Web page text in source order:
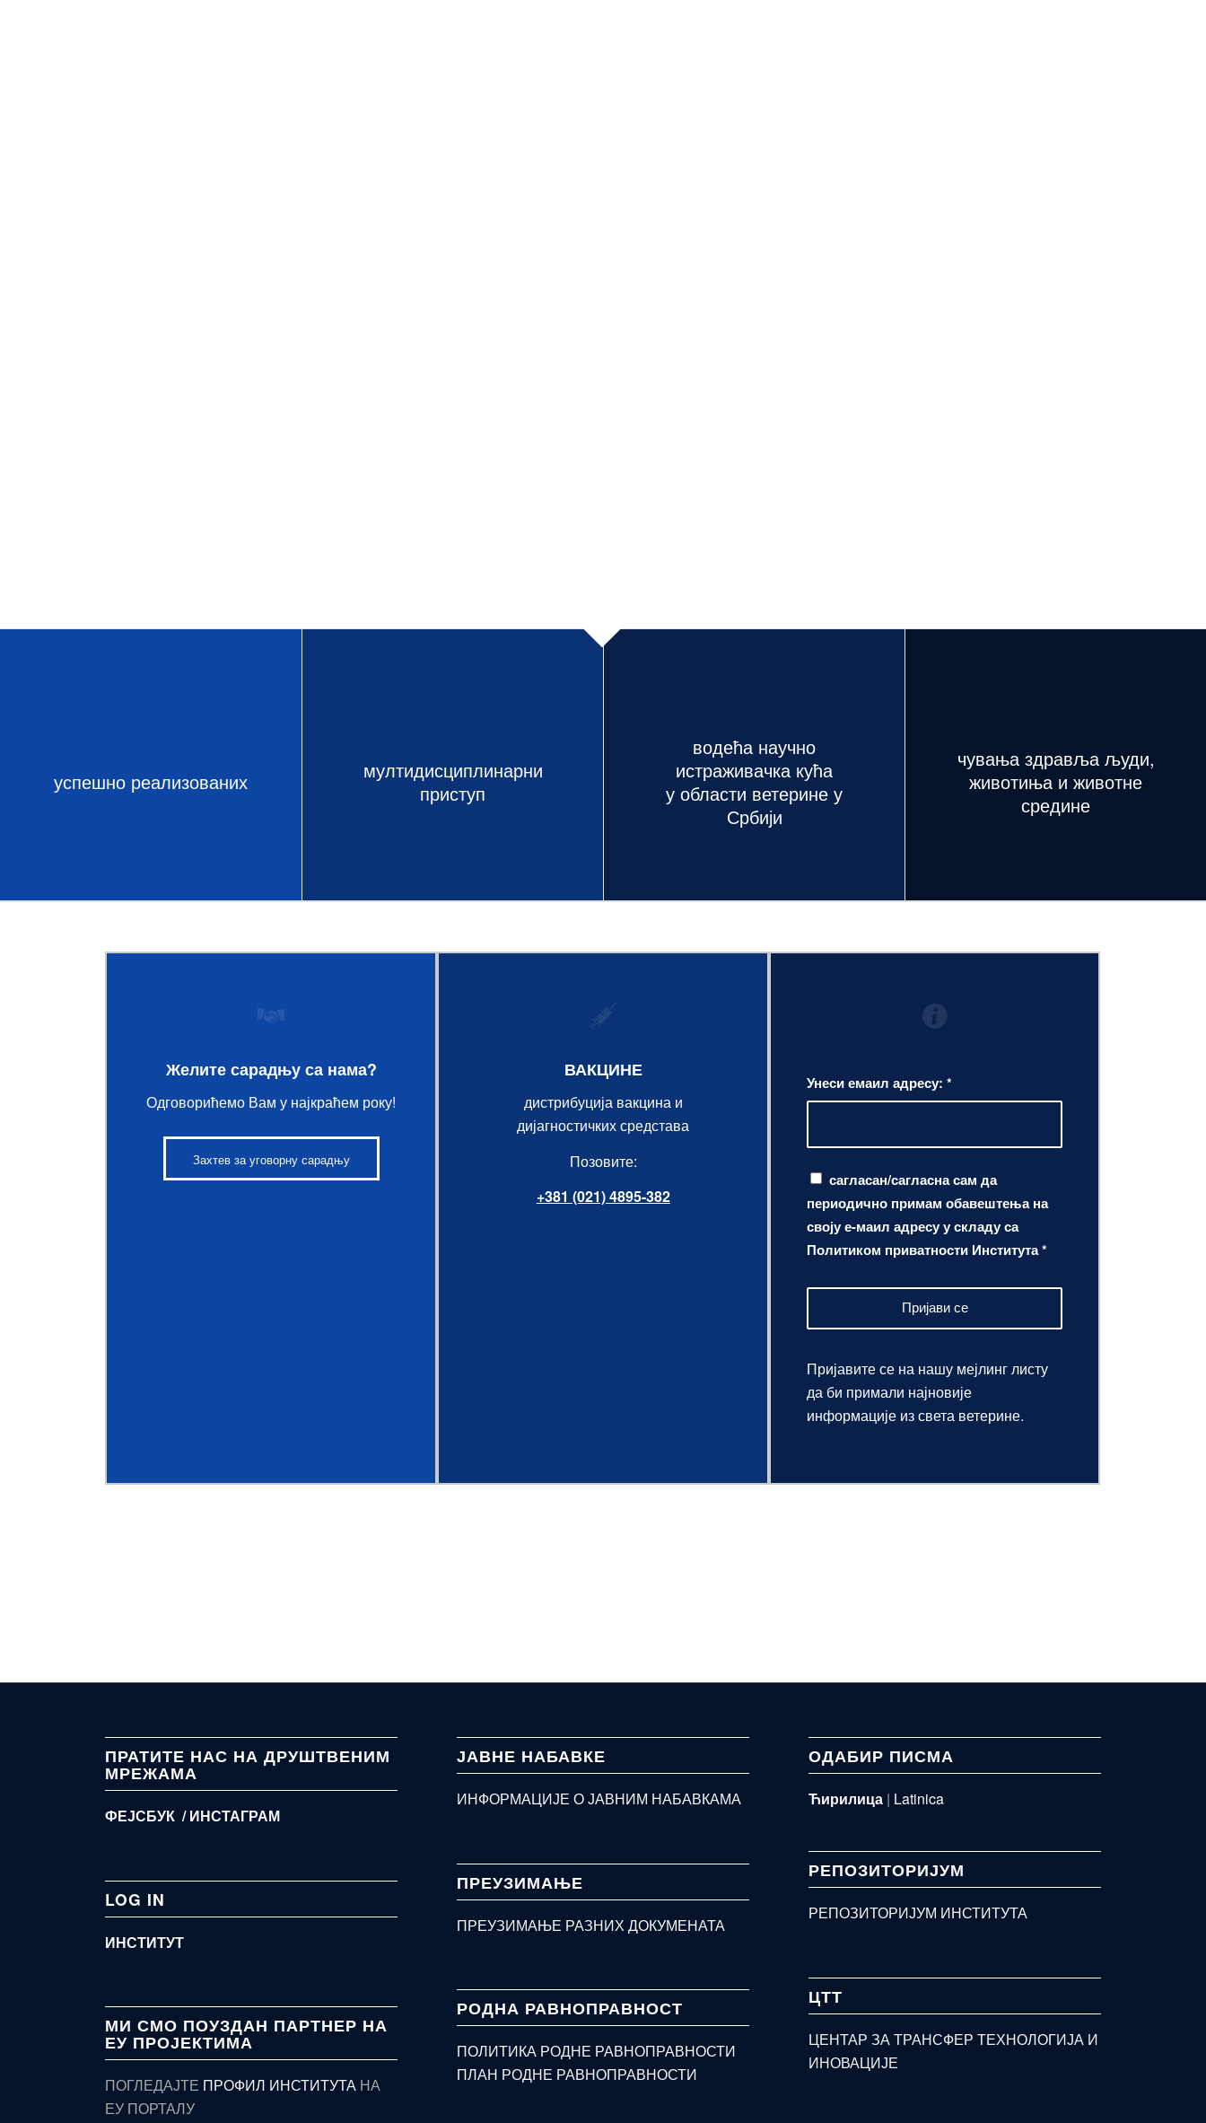
успешно реализованих
мултидисциплинарни
приступ
водећа научно
истраживачка кућа
у области ветерине у
Србији
чувања здравља људи,
животиња и животне
средине
Желите сарадњу са нама?
Одговорићемо Вам у најкраћем року!
Захтев за уговорну сарадњу
ВАКЦИНЕ
дистрибуција вакцина и
дијагностичких средстава
Позовите:
+381 (021) 4895-382
Унеси емаил адресу:*
сагласан/сагласна сам да
периодично примам обавештења на
своју е-маил адресу у складу са
Политиком приватности Института*
Пријавите се на нашу мејлинг листу
да би примали најновије
информације из света ветерине.
ПРАТИТЕ НАС НА ДРУШТВЕНИМ
МРЕЖАМА
ФЕЈСБУК /ИНСТАГРАМ
LOG IN
ИНСТИТУТ
МИ СМО ПОУЗДАН ПАРТНЕР НА
ЕУ ПРОЈЕКТИМА
ПОГЛЕДАЈТЕ ПРОФИЛ ИНСТИТУТА НА
ЕУ ПОРТАЛУ
ЈАВНЕ НАБАВКЕ
ИНФОРМАЦИЈЕ О ЈАВНИМ НАБАВКАМА
ПРЕУЗИМАЊЕ
ПРЕУЗИМАЊЕ РАЗНИХ ДОКУМЕНАТА
РОДНА РАВНОПРАВНОСТ
ПОЛИТИКА РОДНЕ РАВНОПРАВНОСТИ
ПЛАН РОДНЕ РАВНОПРАВНОСТИ
ОДАБИР ПИСМА
Ћирилица | Latinica
РЕПОЗИТОРИЈУМ
РЕПОЗИТОРИЈУМ ИНСТИТУТА
ЦТТ
ЦЕНТАР ЗА ТРАНСФЕР ТЕХНОЛОГИЈА И
ИНОВАЦИЈЕ